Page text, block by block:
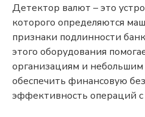
Детектор валют – это
которого определяются
признаки подлинности
этого оборудования
организациям и
обеспечить финансовую
эффективность операций